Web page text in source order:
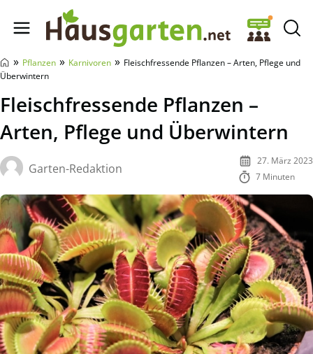
Hausgarten.net
» Pflanzen » Karnivoren » Fleischfressende Pflanzen – Arten, Pflege und
Überwintern
Fleischfressende Pflanzen –
Arten, Pflege und Überwintern
Garten-Redaktion
27. März 2023
7 Minuten